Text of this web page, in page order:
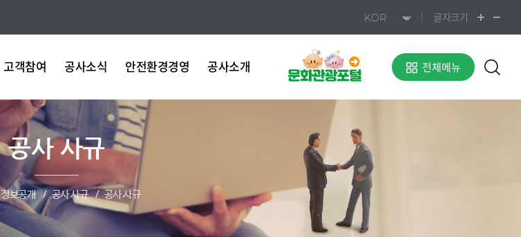
글자크기
고객참여 공사소식 안전환경경영 공사소개 전체메뉴
공사 사규
정보공개 공사 사규 공사 사규